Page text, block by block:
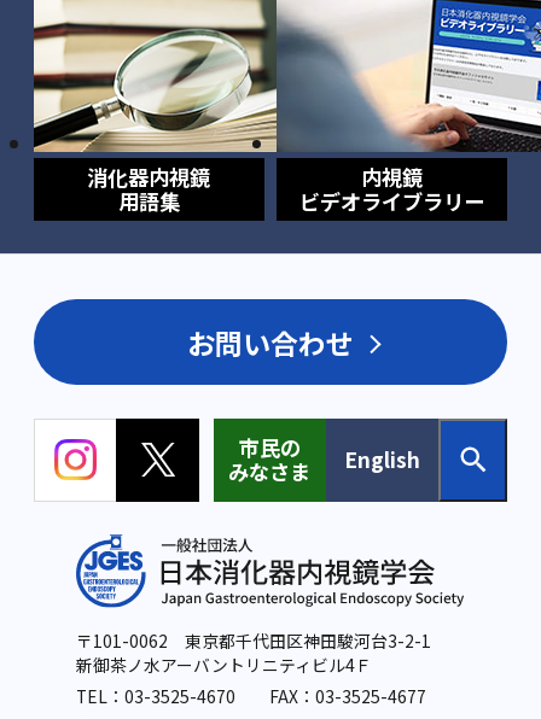
消化器内視鏡
用語集
内視鏡
ビデオライブラリー
お問い合わせ
市民の
みなさま
English
〒101-0062 東京都千代田区神田駿河台3-2-1
新御茶ノ水アーバントリニティビル4Ｆ
TEL：03-3525-4670 FAX：03-3525-4677